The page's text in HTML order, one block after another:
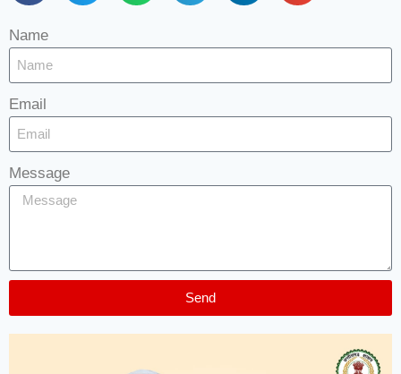
Name
Email
Message
Send